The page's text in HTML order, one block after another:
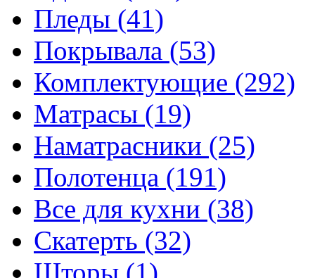
Пледы (41)
Покрывала (53)
Комплектующие (292)
Матрасы (19)
Наматрасники (25)
Полотенца (191)
Все для кухни (38)
Скатерть (32)